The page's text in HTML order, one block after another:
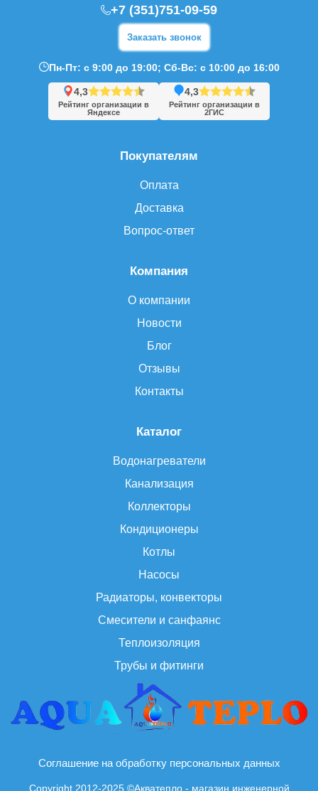
Каталог
Водонагреватели
Канализация
Коллекторы
Кондиционеры
Котлы
Насосы
Радиаторы, конвекторы
Смесители и санфаянс
Теплоизоляция
Трубы и фитинги
Компания
О компании
Новости
Блог
Отзывы
Контакты
Покупателям
Оплата
Доставка
Вопрос-ответ
+7 (351)751-09-59
Заказать звонок
Пн-Пт: с 9:00 до 19:00; Сб-Вс: с 10:00 до 16:00
4,3
Рейтинг организации в
Яндексе
4,3
Рейтинг организации в
2ГИС
Соглашение на обработку персональных данных
Copyright 2012-2025 ©Акватепло - магазин инженерной